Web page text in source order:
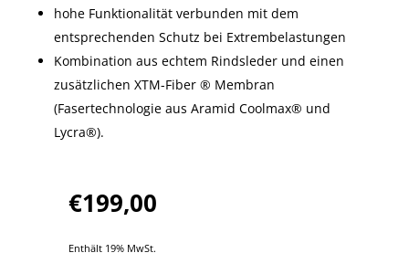
hohe Funktionalität verbunden mit dem
entsprechenden Schutz bei Extrembelastungen
Kombination aus echtem Rindsleder und einen
zusätzlichen XTM-Fiber ® Membran
(Fasertechnologie aus Aramid Coolmax® und
Lycra®).
€199,00
Enthält 19% MwSt.